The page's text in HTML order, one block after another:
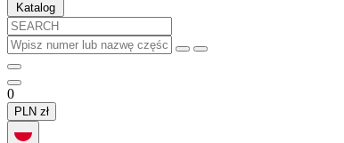
Katalog
0
PLN zł